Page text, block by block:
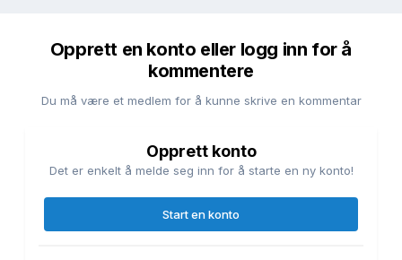
Opprett en konto eller logg inn for å
kommentere
Du må være et medlem for å kunne skrive en kommentar
Opprett konto
Det er enkelt å melde seg inn for å starte en ny konto!
Start en konto